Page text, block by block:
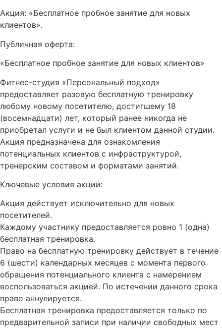
Акция: «Бесплатное пробное занятие для новых
клиентов».
Публичная оферта:
«Бесплатное пробное занятие для новых клиентов»
Фитнес-студия «Персональный подход»
предоставляет разовую бесплатную тренировку
любому новому посетителю, достигшему 18
(восемнадцати) лет, который ранее никогда не
приобретал услуги и не был клиентом данной студии.
Акция предназначена для ознакомления
потенциальных клиентов с инфраструктурой,
тренерским составом и форматами занятий.
Ключевые условия акции:
Акция действует исключительно для новых
посетителей.
Каждому участнику предоставляется ровно 1 (одна)
бесплатная тренировка.
Право на бесплатную тренировку действует в течение
6 (шести) календарных месяцев с момента первого
обращения потенциального клиента с намерением
воспользоваться акцией. По истечении данного срока
право аннулируется.
Бесплатная тренировка предоставляется только по
предварительной записи при наличии свободных мест